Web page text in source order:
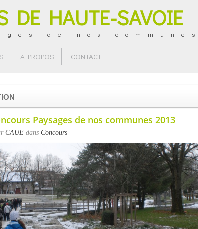
DE HAUTE-SAVOIE
de nos communes
A PROPOS CONTACT
Paysages de nos communes 2013
CAUE dans Concours